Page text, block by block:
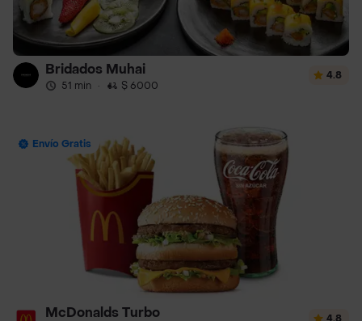
Bridados Muhai
51 min · $ 6000
4.8
Envío Gratis
McDonalds Turbo 4.8